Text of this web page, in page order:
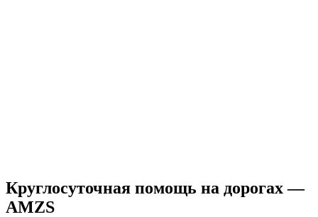
Круглосуточная помощь на дорогах —
AMZS